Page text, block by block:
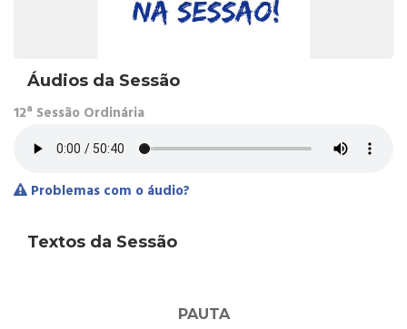
Áudios da Sessão
12ª Sessão Ordinária
Problemas com o áudio?
Textos da Sessão
PAUTA